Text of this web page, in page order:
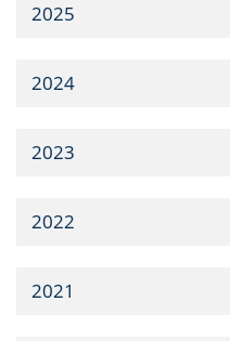
2025
2024
2023
2022
2021